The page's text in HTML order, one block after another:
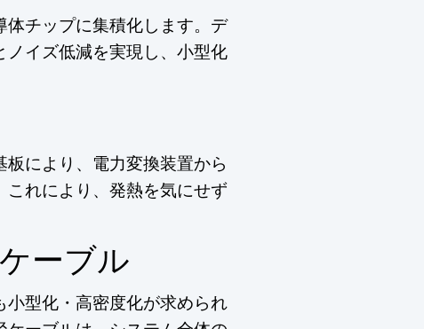
チップに集積化します。デ
イズ低減を実現し、小型化
により、電力変換装置から
れにより、発熱を気にせず
ーブル
型化・高密度化が求められ